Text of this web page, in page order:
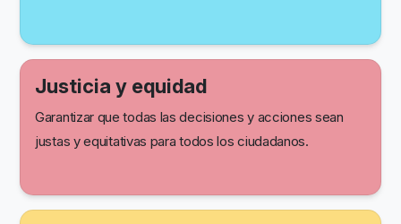
Justicia y equidad
Garantizar que todas las decisiones y acciones sean
justas y equitativas para todos los ciudadanos.